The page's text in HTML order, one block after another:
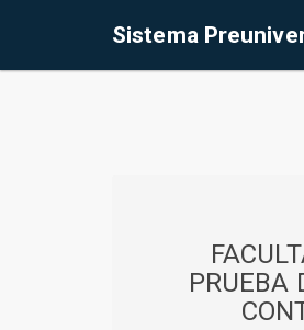
Sistema
PRUEBA